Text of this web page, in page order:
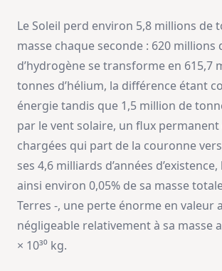
Le Soleil perd environ 5,8 millions de
masse chaque seconde : 620 millions
d’hydrogène se transforme en 615,7
tonnes d’hélium, la différence étant
énergie tandis que 1,5 million de
par le vent solaire, un flux
chargées qui part de la couronne vers
ses 4,6 milliards d’années d’existence,
ainsi environ 0,05% de sa masse
Terres -, une perte énorme en valeur
négligeable relativement à sa masse
× 10³⁰ kg.